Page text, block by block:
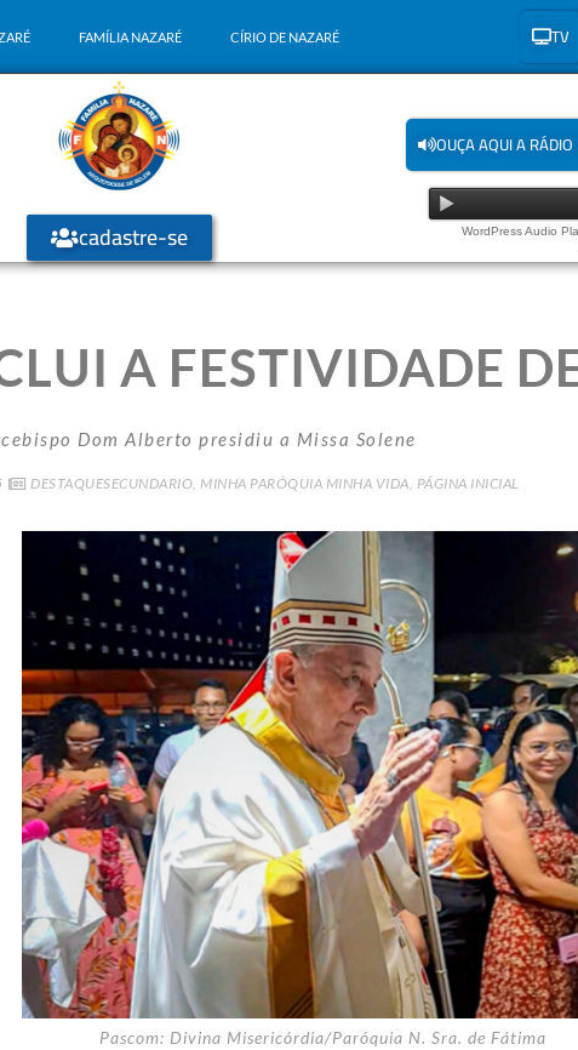
FAMÍLIA NAZARÉ CÍRIO DE NAZARÉ TV
cadastre-se
OUÇA AQUI A
WordPress Audio
A FESTIVIDADE
Dom Alberto presidiu a Missa Solene
DESTAQUESECUNDARIO, MINHA PARÓQUIA MINHA VIDA, PÁGINA INICIAL
Pascom: Divina Misericórdia/Paróquia N. Sra. de Fátima